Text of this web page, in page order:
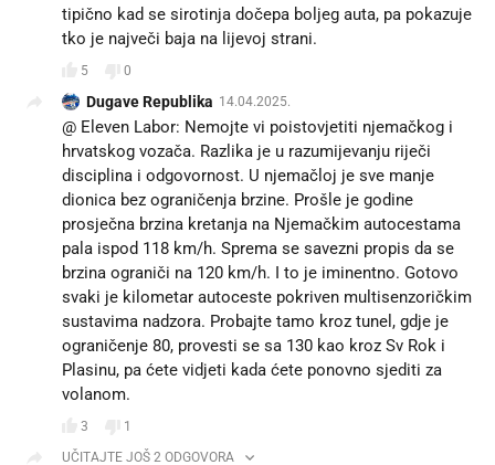
tipično kad se sirotinja dočepa boljeg auta, pa pokazuje
tko je največi baja na lijevoj strani.
5 0
Dugave Republika 14.04.2025.
@ Eleven Labor: Nemojte vi poistovjetiti njemačkog i
hrvatskog vozača. Razlika je u razumijevanju riječi
disciplina i odgovornost. U njemačloj je sve manje
dionica bez ograničenja brzine. Prošle je godine
prosječna brzina kretanja na Njemačkim autocestama
pala ispod 118 km/h. Sprema se savezni propis da se
brzina ograniči na 120 km/h. I to je iminentno. Gotovo
svaki je kilometar autoceste pokriven multisenzoričkim
sustavima nadzora. Probajte tamo kroz tunel, gdje je
ograničenje 80, provesti se sa 130 kao kroz Sv Rok i
Plasinu, pa ćete vidjeti kada ćete ponovno sjediti za
volanom.
3
1
UČITAJTE JOŠ 2 ODGOVORA